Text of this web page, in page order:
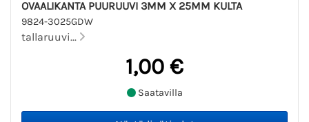
OVAALIKANTA PUURUUVI 3MM X 25MM KULTA
9824-3025GDW
tallaruuvi...
1,00 €
Saatavilla